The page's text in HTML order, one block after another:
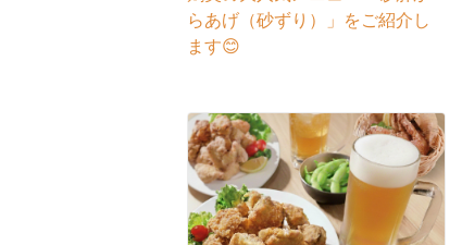
らあげ（砂ずり）」をご紹介し
ます😊